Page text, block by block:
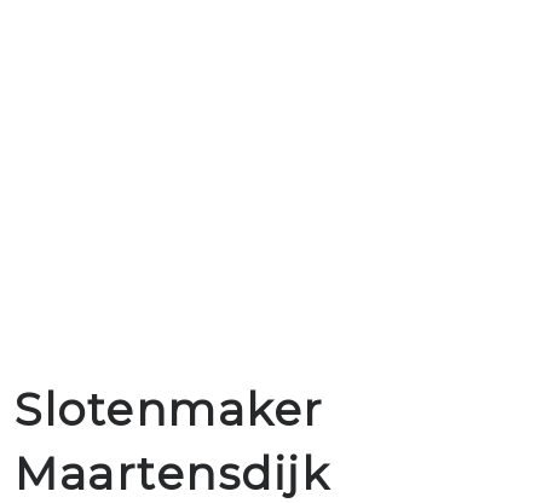
Slotenmaker
Maartensdijk